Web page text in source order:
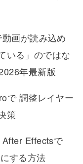
画が読み込め
いる」のではな
年最新版
で 調整レイヤー
策
After Effectsで
する方法